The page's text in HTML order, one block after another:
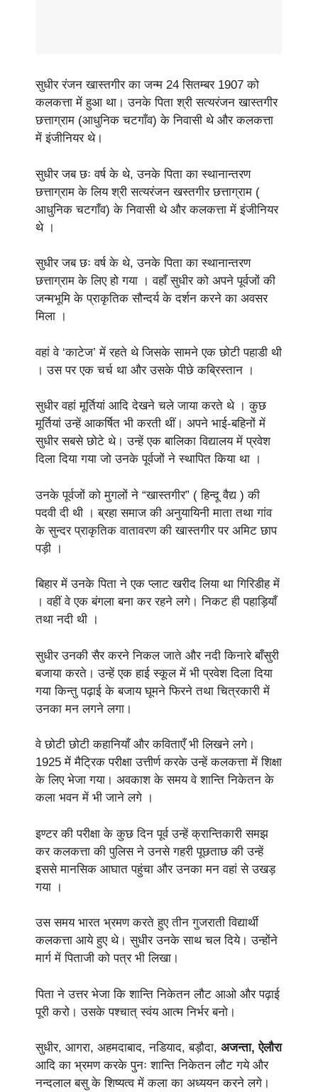
सुधीर रंजन खास्तगीर का जन्म 24 सितम्बर 1907 को
कलकत्ता में हुआ था। उनके पिता श्री सत्यरंजन खास्तगीर
छत्ताग्राम (आधुनिक चटगाँव) के निवासी थे और कलकत्ता
में इंजीनियर थे।
सुधीर जब छः वर्ष के थे, उनके पिता का स्थानान्तरण
छत्ताग्राम के लिय श्री सत्यरंजन खस्तगीर छत्ताग्राम (
आधुनिक चटगाँव) के निवासी थे और कलकत्ता में इंजीनियर
थे ।
सुधीर जब छः वर्ष के थे, उनके पिता का स्थानान्तरण
छत्ताग्राम के लिए हो गया । वहाँ सुधीर को अपने पूर्वजों की
जन्मभूमि के प्राकृतिक सौन्दर्य के दर्शन करने का अवसर
मिला ।
वहां वे ‘काटेज’ में रहते थे जिसके सामने एक छोटी पहाडी थी
। उस पर एक चर्च था और उसके पीछे कब्रिस्तान ।
सुधीर वहां मूर्तियां आदि देखने चले जाया करते थे । कुछ
मूर्तियां उन्हें आकर्षित भी करती थीं। अपने भाई-बहिनों में
सुधीर सबसे छोटे थे। उन्हें एक बालिका विद्यालय में प्रवेश
दिला दिया गया जो उनके पूर्वजों ने स्थापित किया था ।
उनके पूर्वजों को मुगलों ने “खास्तगीर” ( हिन्दू वैद्य ) की
पदवी दी थी । ब्रहा समाज की अनुयायिनी माता तथा गांव
के सुन्दर प्राकृतिक वातावरण की खास्तगीर पर अमिट छाप
पड़ी ।
बिहार में उनके पिता ने एक प्लाट खरीद लिया था गिरिडीह में
। वहीं वे एक बंगला बना कर रहने लगे। निकट ही पहाड़ियाँ
तथा नदी थी ।
सुधीर उनकी सैर करने निकल जाते और नदी किनारे बाँसुरी
बजाया करते। उन्हें एक हाई स्कूल में भी प्रवेश दिला दिया
गया किन्तु पढ़ाई के बजाय घूमने फिरने तथा चित्रकारी में
उनका मन लगने लगा।
वे छोटी छोटी कहानियाँ और कविताएँ भी लिखने लगे।
1925 में मैट्रिक परीक्षा उत्तीर्ण करके उन्हें कलकत्ता में शिक्षा
के लिए भेजा गया। अवकाश के समय वे शान्ति निकेतन के
कला भवन में भी जाने लगे ।
इण्टर की परीक्षा के कुछ दिन पूर्व उन्हें क्रान्तिकारी समझ
कर कलकत्ता की पुलिस ने उनसे गहरी पूछताछ की उन्हें
इससे मानसिक आघात पहुंचा और उनका मन वहां से उखड़
गया ।
उस समय भारत भ्रमण करते हुए तीन गुजराती विद्यार्थी
कलकत्ता आये हुए थे। सुधीर उनके साथ चल दिये। उन्होंने
मार्ग में पिताजी को पत्र भी लिखा।
पिता ने उत्तर भेजा कि शान्ति निकेतन लौट आओ और पढ़ाई
पूरी करो। उसके पश्चात् स्वंय आत्म निर्भर बनो।
सुधीर, आगरा, अहमदाबाद, नडियाद, बड़ौदा, अजन्ता, ऐलौरा
आदि का भ्रमण करके पुनः शान्ति निकेतन लौट गये और
नन्दलाल बसु के शिष्यत्व में कला का अध्ययन करने लगे।